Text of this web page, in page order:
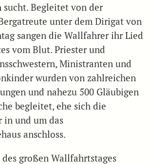
sucht. Begleitet von der
unter dem Dirigat von
sangen die Wallfahrer ihr Lied
vom Blut. Priester und
Ministranten und
wurden von zahlreichen
und nahezu 500 Gläubigen
begleitet, ehe sich die
in und um das
anschloss.
des großen Wallfahrtstages